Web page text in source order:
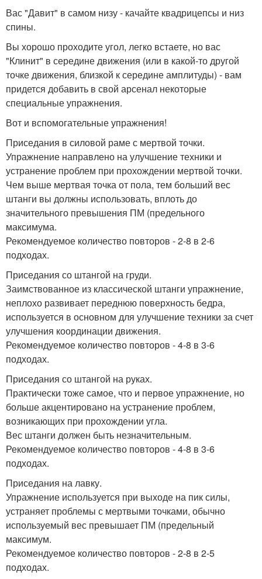
Вас "Давит" в самом низу - качайте квадрицепсы и низ
спины.
Вы хорошо проходите угол, легко встаете, но вас
"Клинит" в середине движения (или в какой-то другой
точке движения, близкой к середине амплитуды) - вам
придется добавить в свой арсенал некоторые
специальные упражнения.
Вот и вспомогательные упражнения!
Приседания в силовой раме с мертвой точки.
Упражнение направлено на улучшение техники и
устранение проблем при прохождении мертвой точки.
Чем выше мертвая точка от пола, тем больший вес
штанги вы должны использовать, вплоть до
значительного превышения ПМ (предельного
максимума.
Рекомендуемое количество повторов - 2-8 в 2-6
подходах.
Приседания со штангой на груди.
Заимствованное из классической штанги упражнение,
неплохо развивает переднюю поверхность бедра,
используется в основном для улучшение техники за счет
улучшения координации движения.
Рекомендуемое количество повторов - 4-8 в 3-6
подходах.
Приседания со штангой на руках.
Практически тоже самое, что и первое упражнение, но
больше акцентировано на устранение проблем,
возникающих при прохождении угла.
Вес штанги должен быть незначительным.
Рекомендуемое количество повторов - 4-8 в 3-6
подходах.
Приседания на лавку.
Упражнение используется при выходе на пик силы,
устраняет проблемы с мертвыми точками, обычно
используемый вес превышает ПМ (предельный
максимум.
Рекомендуемое количество повторов - 2-8 в 2-5
подходах.